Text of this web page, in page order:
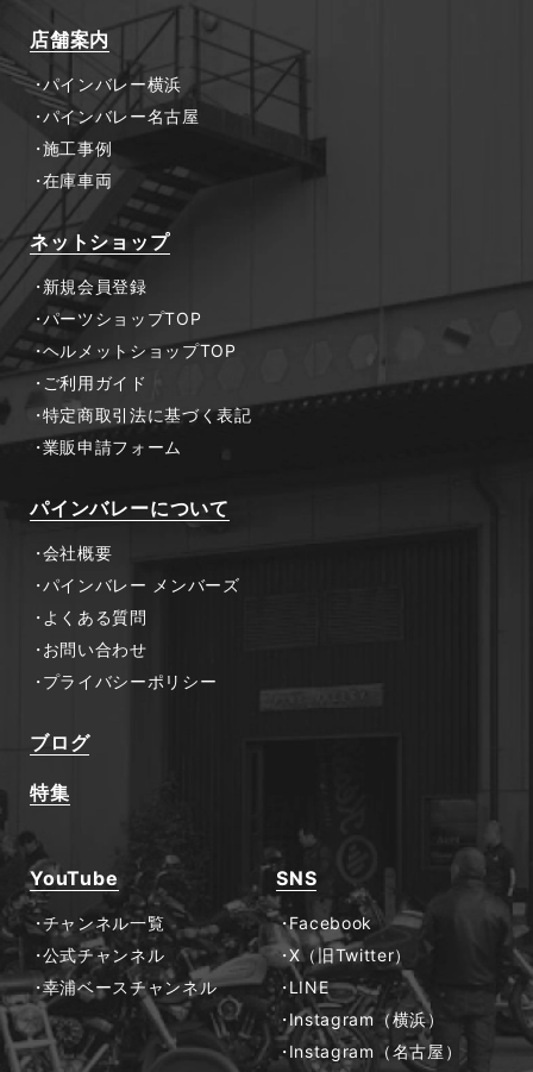
店舗案内
パインバレー横浜
パインバレー名古屋
施工事例
在庫車両
ネットショップ
新規会員登録
パーツショップTOP
ヘルメットショップTOP
ご利用ガイド
特定商取引法に基づく表記
業販申請フォーム
パインバレーについて
会社概要
パインバレー メンバーズ
よくある質問
お問い合わせ
プライバシーポリシー
ブログ
特集
YouTube
チャンネル一覧
公式チャンネル
幸浦ベースチャンネル
SNS
Facebook
X（旧Twitter）
LINE
Instagram（横浜）
Instagram（名古屋）